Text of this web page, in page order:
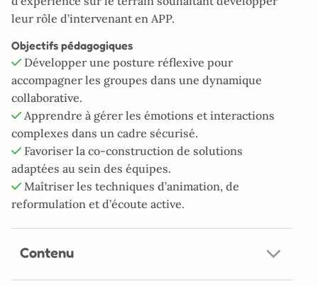
leur rôle d’intervenant en APP.
Objectifs pédagogiques
Développer une posture réflexive pour
accompagner les groupes dans une dynamique
collaborative.
Apprendre à gérer les émotions et interactions
complexes dans un cadre sécurisé.
Favoriser la co-construction de solutions
adaptées au sein des équipes.
Maîtriser les techniques d’animation, de
reformulation et d’écoute active.
Contenu